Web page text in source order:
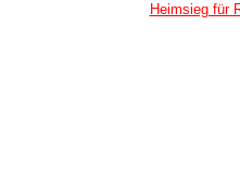
Heimsieg für